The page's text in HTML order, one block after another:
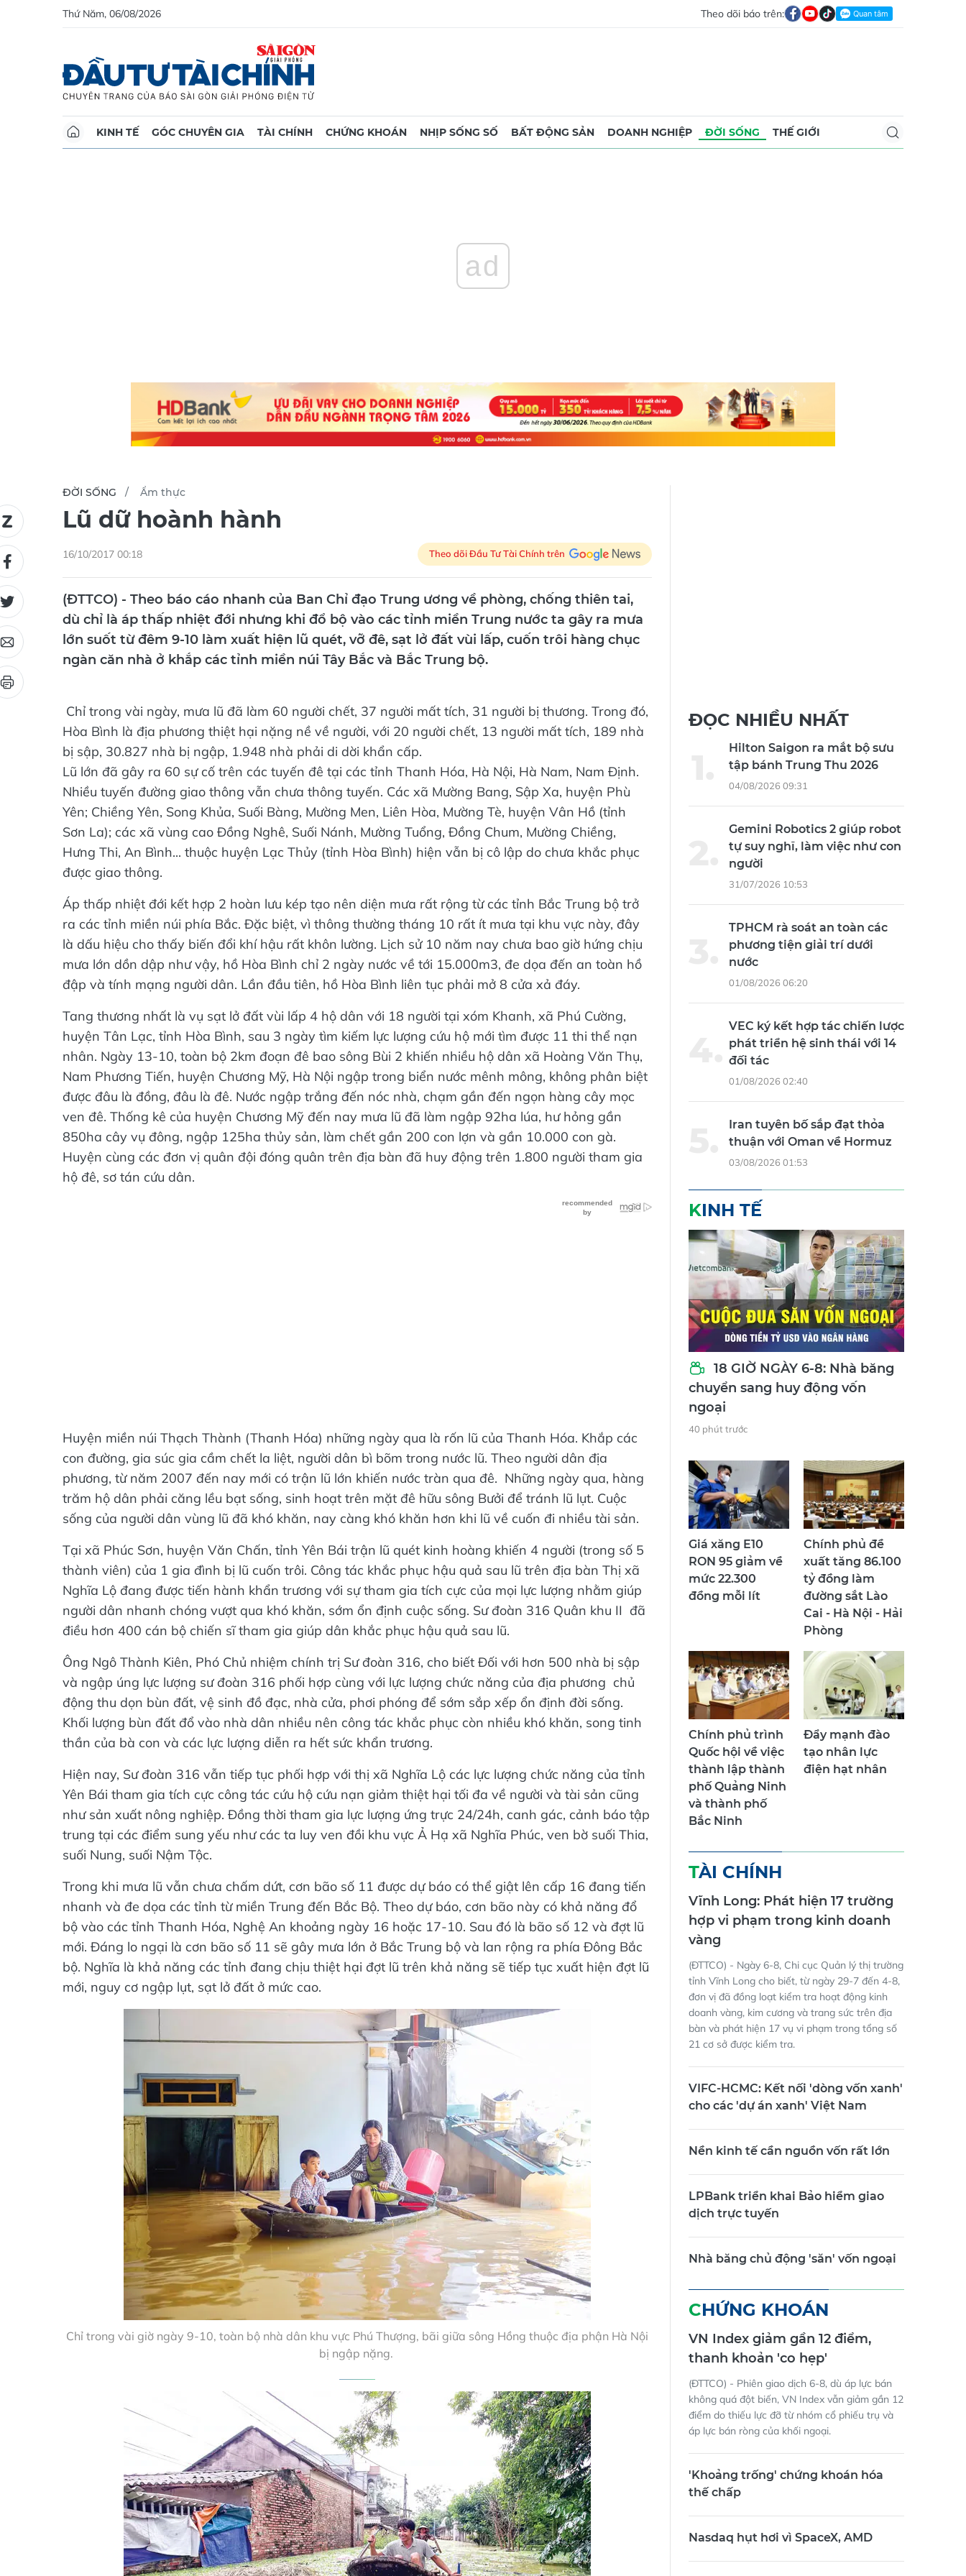
Thứ Năm, 06/08/2026 Theo dõi báo trên:
KINH TẾ GÓC CHUYÊN GIA TÀI CHÍNH CHỨNG KHOÁN NHỊP SỐNG SỐ BẤT ĐỘNG SẢN DOANH NGHIỆP ĐỜI SỐNG THẾ GIỚI
ad
ĐỜI SỐNG Ẩm thực
Lũ dữ hoành hành
16/10/2017 00:18 Theo dõi Đầu Tư Tài Chính trên
(ĐTTCO) - Theo báo cáo nhanh của Ban Chỉ đạo Trung ương về phòng, chống thiên tai,
dù chỉ là áp thấp nhiệt đới nhưng khi đổ bộ vào các tỉnh miền Trung nước ta gây ra mưa
lớn suốt từ đêm 9-10 làm xuất hiện lũ quét, vỡ đê, sạt lở đất vùi lấp, cuốn trôi hàng chục
ngàn căn nhà ở khắp các tỉnh miền núi Tây Bắc và Bắc Trung bộ.
Chỉ trong vài ngày, mưa lũ đã làm 60 người chết, 37 người mất tích, 31 người bị thương. Trong đó,
Hòa Bình là địa phương thiệt hại nặng nề về người, với 20 người chết, 13 người mất tích, 189 nhà
bị sập, 30.827 nhà bị ngập, 1.948 nhà phải di dời khẩn cấp.
Lũ lớn đã gây ra 60 sự cố trên các tuyến đê tại các tỉnh Thanh Hóa, Hà Nội, Hà Nam, Nam Định.
Nhiều tuyến đường giao thông vẫn chưa thông tuyến. Các xã Mường Bang, Sập Xa, huyện Phù
Yên; Chiềng Yên, Song Khủa, Suối Bàng, Mường Men, Liên Hòa, Mường Tè, huyện Vân Hồ (tỉnh
Sơn La); các xã vùng cao Đồng Nghê, Suối Nánh, Mường Tuổng, Đồng Chum, Mường Chiềng,
Hưng Thi, An Bình... thuộc huyện Lạc Thủy (tỉnh Hòa Bình) hiện vẫn bị cô lập do chưa khắc phục
được giao thông.
Áp thấp nhiệt đới kết hợp 2 hoàn lưu kép tạo nên diện mưa rất rộng từ các tỉnh Bắc Trung bộ trở
ra các tỉnh miền núi phía Bắc. Đặc biệt, vì thông thường tháng 10 rất ít mưa tại khu vực này, đây
là dấu hiệu cho thấy biến đổi khí hậu rất khôn lường. Lịch sử 10 năm nay chưa bao giờ hứng chịu
mưa lớn dồn dập như vậy, hồ Hòa Bình chỉ 2 ngày nước về tới 15.000m3, đe dọa đến an toàn hồ
đập và tính mạng người dân. Lần đầu tiên, hồ Hòa Bình liên tục phải mở 8 cửa xả đáy.
Tang thương nhất là vụ sạt lở đất vùi lấp 4 hộ dân với 18 người tại xóm Khanh, xã Phú Cường,
huyện Tân Lạc, tỉnh Hòa Bình, sau 3 ngày tìm kiếm lực lượng cứu hộ mới tìm được 11 thi thể nạn
nhân. Ngày 13-10, toàn bộ 2km đoạn đê bao sông Bùi 2 khiến nhiều hộ dân xã Hoàng Văn Thụ,
Nam Phương Tiến, huyện Chương Mỹ, Hà Nội ngập trong biển nước mênh mông, không phân biệt
được đâu là đồng, đâu là đê. Nước ngập trắng đến nóc nhà, chạm gần đến ngọn hàng cây mọc
ven đê. Thống kê của huyện Chương Mỹ đến nay mưa lũ đã làm ngập 92ha lúa, hư hỏng gần
850ha cây vụ đông, ngập 125ha thủy sản, làm chết gần 200 con lợn và gần 10.000 con gà.
Huyện cùng các đơn vị quân đội đóng quân trên địa bàn đã huy động trên 1.800 người tham gia
hộ đê, sơ tán cứu dân.
Huyện miền núi Thạch Thành (Thanh Hóa) những ngày qua là rốn lũ của Thanh Hóa. Khắp các
con đường, gia súc gia cầm chết la liệt, người dân bì bõm trong nước lũ. Theo người dân địa
phương, từ năm 2007 đến nay mới có trận lũ lớn khiến nước tràn qua đê. Những ngày qua, hàng
trăm hộ dân phải căng lều bạt sống, sinh hoạt trên mặt đê hữu sông Bưởi để tránh lũ lụt. Cuộc
sống của người dân vùng lũ đã khó khăn, nay càng khó khăn hơn khi lũ về cuốn đi nhiều tài sản.
Tại xã Phúc Sơn, huyện Văn Chấn, tỉnh Yên Bái trận lũ quét kinh hoàng khiến 4 người (trong số 5
thành viên) của 1 gia đình bị lũ cuốn trôi. Công tác khắc phục hậu quả sau lũ trên địa bàn Thị xã
Nghĩa Lộ đang được tiến hành khẩn trương với sự tham gia tích cực của mọi lực lượng nhằm giúp
người dân nhanh chóng vượt qua khó khăn, sớm ổn định cuộc sống. Sư đoàn 316 Quân khu II đã
điều hơn 400 cán bộ chiến sĩ tham gia giúp dân khắc phục hậu quả sau lũ.
Ông Ngô Thành Kiên, Phó Chủ nhiệm chính trị Sư đoàn 316, cho biết Đối với hơn 500 nhà bị sập
và ngập úng lực lượng sư đoàn 316 phối hợp cùng với lực lượng chức năng của địa phương chủ
động thu dọn bùn đất, vệ sinh đồ đạc, nhà cửa, phơi phóng để sớm sắp xếp ổn định đời sống.
Khối lượng bùn đất đổ vào nhà dân nhiều nên công tác khắc phục còn nhiều khó khăn, song tinh
thần của bà con và các lực lượng diễn ra hết sức khẩn trương.
Hiện nay, Sư đoàn 316 vẫn tiếp tục phối hợp với thị xã Nghĩa Lộ các lực lượng chức năng của tỉnh
Yên Bái tham gia tích cực công tác cứu hộ cứu nạn giảm thiệt hại tối đa về người và tài sản cũng
như sản xuất nông nghiệp. Đồng thời tham gia lực lượng ứng trực 24/24h, canh gác, cảnh báo tập
trung tại các điểm sung yếu như các ta luy ven đồi khu vực Ả Hạ xã Nghĩa Phúc, ven bờ suối Thia,
suối Nung, suối Nậm Tộc.
Trong khi mưa lũ vẫn chưa chấm dứt, cơn bão số 11 được dự báo có thể giật lên cấp 16 đang tiến
nhanh và đe dọa các tỉnh từ miền Trung đến Bắc Bộ. Theo dự báo, cơn bão này có khả năng đổ
bộ vào các tỉnh Thanh Hóa, Nghệ An khoảng ngày 16 hoặc 17-10. Sau đó là bão số 12 và đợt lũ
mới. Đáng lo ngại là cơn bão số 11 sẽ gây mưa lớn ở Bắc Trung bộ và lan rộng ra phía Đông Bắc
bộ. Nghĩa là khả năng các tỉnh đang chịu thiệt hại đợt lũ trên khả năng sẽ tiếp tục xuất hiện đợt lũ
mới, nguy cơ ngập lụt, sạt lở đất ở mức cao.
Chỉ trong vài giờ ngày 9-10, toàn bộ nhà dân khu vực Phú Thượng, bãi giữa sông Hồng thuộc địa phận Hà Nội
bị ngập nặng.
ĐỌC NHIỀU NHẤT
Hilton Saigon ra mắt bộ sưu
tập bánh Trung Thu 2026
04/08/2026 09:31
Gemini Robotics 2 giúp robot
tự suy nghĩ, làm việc như con
người
31/07/2026 10:53
TPHCM rà soát an toàn các
phương tiện giải trí dưới
nước
01/08/2026 06:20
VEC ký kết hợp tác chiến lược
phát triển hệ sinh thái với 14
đối tác
01/08/2026 02:40
Iran tuyên bố sắp đạt thỏa
thuận với Oman về Hormuz
03/08/2026 01:53
KINH TẾ
18 GIỜ NGÀY 6-8: Nhà băng
chuyển sang huy động vốn
ngoại
40 phút trước
Giá xăng E10
RON 95 giảm về
mức 22.300
đồng mỗi lít
Chính phủ đề
xuất tăng 86.100
tỷ đồng làm
đường sắt Lào
Cai - Hà Nội - Hải
Phòng
Chính phủ trình
Quốc hội về việc
thành lập thành
phố Quảng Ninh
và thành phố
Bắc Ninh
Đẩy mạnh đào
tạo nhân lực
điện hạt nhân
TÀI CHÍNH
Vĩnh Long: Phát hiện 17 trường
hợp vi phạm trong kinh doanh
vàng
(ĐTTCO) - Ngày 6-8, Chi cục Quản lý thị trường
tỉnh Vĩnh Long cho biết, từ ngày 29-7 đến 4-8,
đơn vị đã đồng loạt kiểm tra hoạt động kinh
doanh vàng, kim cương và trang sức trên địa
bàn và phát hiện 17 vụ vi phạm trong tổng số
21 cơ sở được kiểm tra.
VIFC-HCMC: Kết nối 'dòng vốn xanh'
cho các 'dự án xanh' Việt Nam
Nền kinh tế cần nguồn vốn rất lớn
LPBank triển khai Bảo hiểm giao
dịch trực tuyến
Nhà băng chủ động 'săn' vốn ngoại
CHỨNG KHOÁN
VN Index giảm gần 12 điểm,
thanh khoản 'co hẹp'
(ĐTTCO) - Phiên giao dịch 6-8, dù áp lực bán
không quá đột biến, VN Index vẫn giảm gần 12
điểm do thiếu lực đỡ từ nhóm cổ phiếu trụ và
áp lực bán ròng của khối ngoại.
'Khoảng trống' chứng khoán hóa
thế chấp
Nasdaq hụt hơi vì SpaceX, AMD